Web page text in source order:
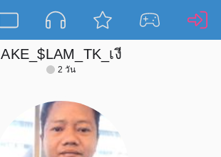
AKE_$LAM_TK_เงี
2 วัน